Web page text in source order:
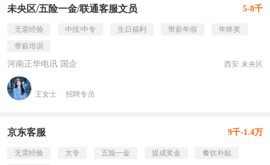
未央区/五险一金/联通客服文员 5-8千
无需经验 中技/中专 生日福利 带薪年假
年终奖
带薪培训
河南正华电讯 国企 西安·未央区
王女士 招聘专员
京东客服 9千-1.4万
无需经验 大专 五险一金 提成奖金
餐饮补贴